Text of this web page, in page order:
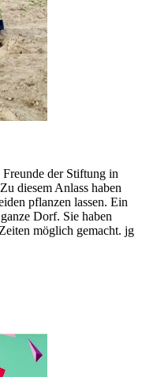
Freunde der Stiftung in
diesem Anlass haben
pflanzen lassen. Ein
Dorf. Sie haben
möglich gemacht. jg